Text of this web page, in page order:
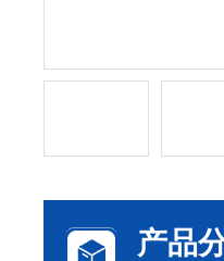
产品